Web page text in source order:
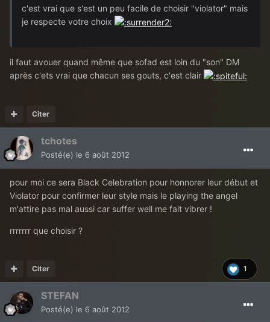
c'est vrai que s'est un peu facile de choisir "violator" mais
je respecte votre choix
il faut avouer quand même que sofad est loin du "son" DM
après c'ets vrai que chacun ses gouts, c'est clair
Citer
tchotes
Posté(e) le 6 août 2012
pour moi ce sera Black Celebration pour honnorer leur début et
Violator pour confirmer leur style mais le playing the angel
m'attire pas mal aussi car suffer well me fait vibrer !
rrrrrrr que choisir ?
1
Citer
STEFAN
Posté(e) le 6 août 2012